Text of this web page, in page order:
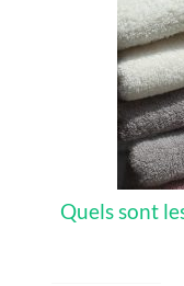
Quels sont